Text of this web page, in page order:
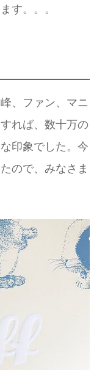
す。。。
、ファン、マニ
れば、数十万の
印象でした。今
ので、みなさま